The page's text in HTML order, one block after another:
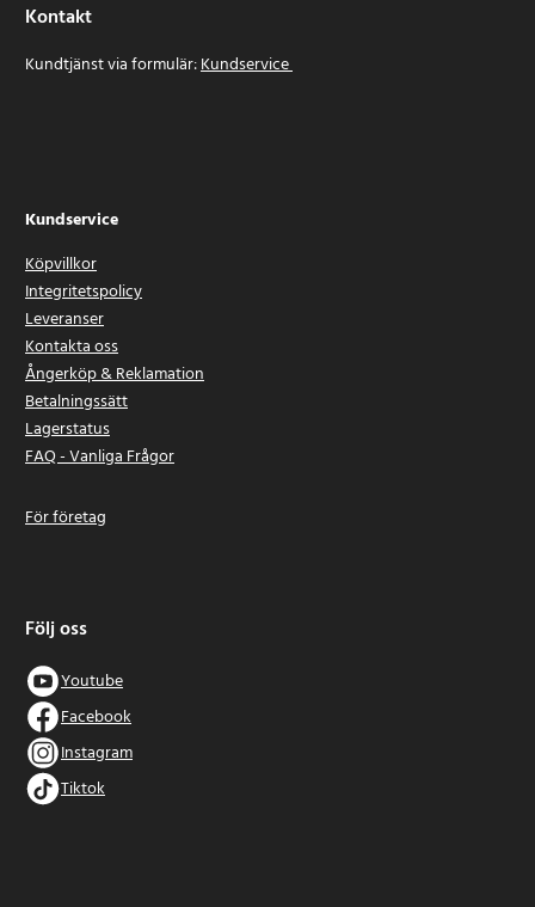
Kontakt
Kundtjänst via formulär:Kundservice
Kundservice
Köpvillkor
Integritetspolicy
Leveranser
Kontakta oss
Ångerköp & Reklamation
Betalningssätt
Lagerstatus
FAQ - Vanliga Frågor
För företag
Följ oss
Youtube
Facebook
Instagram
Tiktok